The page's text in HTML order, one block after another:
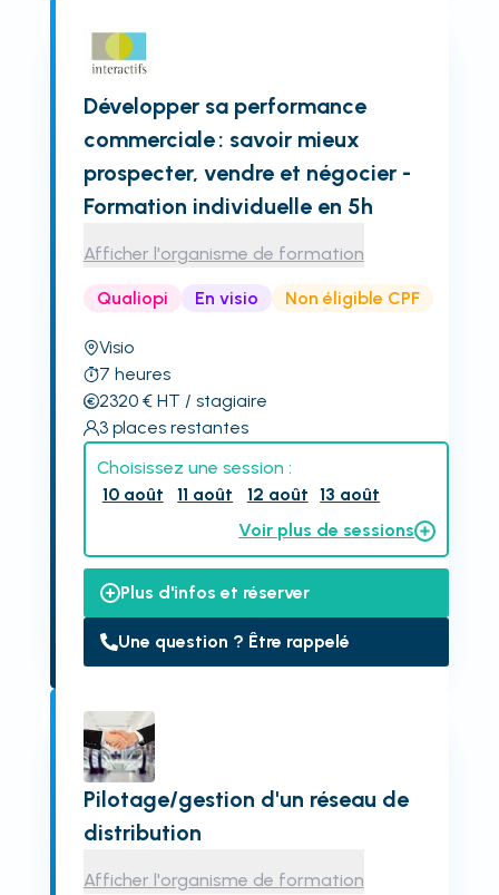
Développer sa performance
commerciale : savoir mieux
prospecter, vendre et négocier -
Formation individuelle en 5h
Afficher l'organisme de formation
Qualiopi En visio Non éligible CPF
Visio
7 heures
2320€ HT / stagiaire
3 places restantes
Choisissez une session :
10 août
11 août 12 août 13 août
Voir plus de sessions
Plus d'infos et réserver
Une question ? Être rappelé
Pilotage/gestion d'un réseau de
distribution
Afficher l'organisme de formation